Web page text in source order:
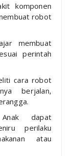
komponen
robot
membuat
perintah
cara robot
berjalan,
dapat
perilaku
atau